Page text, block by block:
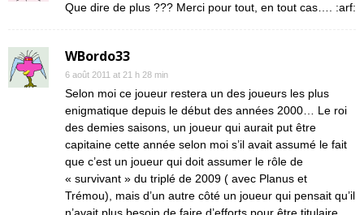
Que dire de plus ??? Merci pour tout, en tout cas…. :arf:
WBordo33
6 août 2011 at 21 h 28 min
Selon moi ce joueur restera un des joueurs les plus
enigmatique depuis le début des années 2000… Le roi
des demies saisons, un joueur qui aurait put être
capitaine cette année selon moi s’il avait assumé le fait
que c’est un joueur qui doit assumer le rôle de
« survivant » du triplé de 2009 ( avec Planus et
Trémou), mais d’un autre côté un joueur qui pensait qu’il